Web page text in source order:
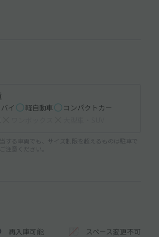
イ 軽自動車
コンパクトカー
する車両でも、サイズ制限を超えるものは駐車で
注意ください。
再入庫可能 スペース変更不可